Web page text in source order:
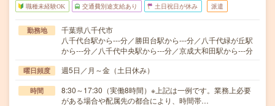
職種未経験OK 交通費別途支給あり 土日祝日が休み 派遣
勤務地
千葉県八千代市
八千代台駅から---分／勝田台駅から---分／八千代緑が丘駅
から---分／八千代中央駅から---分／京成大和田駅から---分
曜日頻度 週5日／月～金（土日休み）
時間
8:30～17:30（実働8時間）※上記は一例です。業務上必要
がある場合や配属先の都合により、時間帯…